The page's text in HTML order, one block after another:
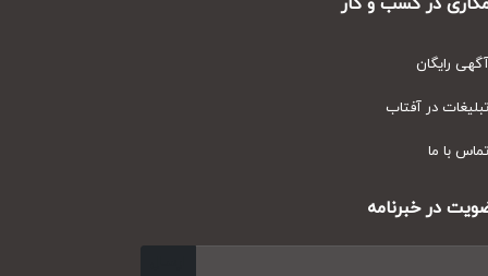
رایگان
در آفتاب
با ما
در خبرنامه